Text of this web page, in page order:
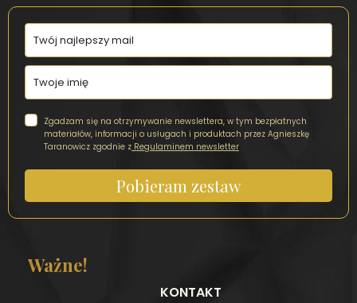
Zgadzam się na otrzymywanie newslettera, w tym bezpłatnych
materiałów, informacji o usługach i produktach przez Agnieszkę
Taranowicz zgodnie z Regulaminem newsletter
Pobieram zestaw
Ważne!
KONTAKT